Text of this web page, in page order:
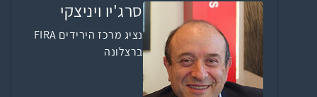
סרג'יו ויניצקי
נציג מרכז הירידים FIRA
ברצלונה